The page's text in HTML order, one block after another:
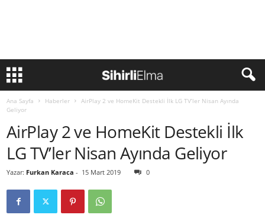
Ana Sayfa Haberler
AirPlay 2 ve HomeKit Destekli İlk LG TV’ler Nisan Ayında
Geliyor
AirPlay 2 ve HomeKit Destekli İlk
LG TV’ler Nisan Ayında Geliyor
Yazar: Furkan Karaca - 15 Mart 2019 0